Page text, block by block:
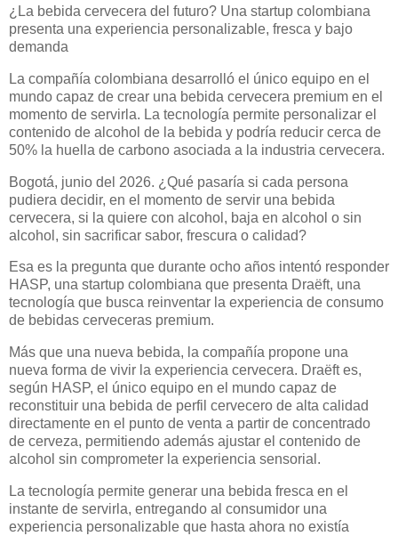
¿La bebida cervecera del futuro? Una startup colombiana
presenta una experiencia personalizable, fresca y bajo
demanda
La compañía colombiana desarrolló el único equipo en el
mundo capaz de crear una bebida cervecera premium en el
momento de servirla. La tecnología permite personalizar el
contenido de alcohol de la bebida y podría reducir cerca de
50% la huella de carbono asociada a la industria cervecera.
Bogotá, junio del 2026. ¿Qué pasaría si cada persona
pudiera decidir, en el momento de servir una bebida
cervecera, si la quiere con alcohol, baja en alcohol o sin
alcohol, sin sacrificar sabor, frescura o calidad?
Esa es la pregunta que durante ocho años intentó responder
HASP, una startup colombiana que presenta Draëft, una
tecnología que busca reinventar la experiencia de consumo
de bebidas cerveceras premium.
Más que una nueva bebida, la compañía propone una
nueva forma de vivir la experiencia cervecera. Draëft es,
según HASP, el único equipo en el mundo capaz de
reconstituir una bebida de perfil cervecero de alta calidad
directamente en el punto de venta a partir de concentrado
de cerveza, permitiendo además ajustar el contenido de
alcohol sin comprometer la experiencia sensorial.
La tecnología permite generar una bebida fresca en el
instante de servirla, entregando al consumidor una
experiencia personalizable que hasta ahora no existía